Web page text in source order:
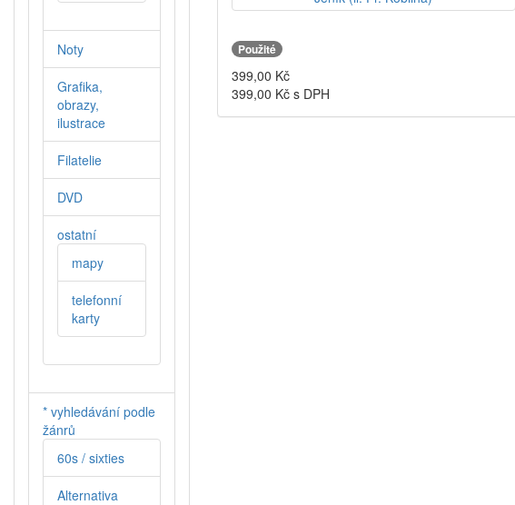
Použité
399,00 Kč
399,00 Kč s DPH
Noty
Grafika,
obrazy,
ilustrace
Filatelie
DVD
ostatní
mapy
telefonní
karty
* vyhledávání podle
žánrů
60s / sixties
Alternativa